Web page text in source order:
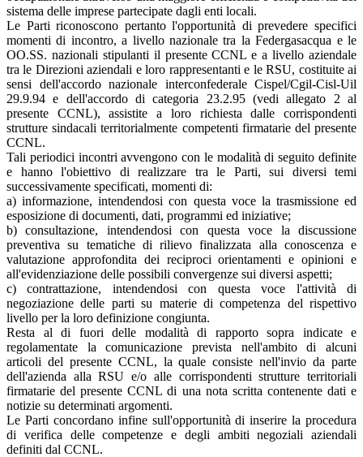
sistema delle imprese partecipate dagli enti locali.
Le Parti riconoscono pertanto l'opportunità di prevedere specifici
momenti di incontro, a livello nazionale tra la Federgasacqua e le
OO.SS. nazionali stipulanti il presente CCNL e a livello aziendale
tra le Direzioni aziendali e loro rappresentanti e le RSU, costituite ai
sensi dell'accordo nazionale interconfederale Cispel/Cgil-Cisl-Uil
29.9.94 e dell'accordo di categoria 23.2.95 (vedi allegato 2 al
presente CCNL), assistite a loro richiesta dalle corrispondenti
strutture sindacali territorialmente competenti firmatarie del presente
CCNL.
Tali periodici incontri avvengono con le modalità di seguito definite
e hanno l'obiettivo di realizzare tra le Parti, sui diversi temi
successivamente specificati, momenti di:
a) informazione, intendendosi con questa voce la trasmissione ed
esposizione di documenti, dati, programmi ed iniziative;
b) consultazione, intendendosi con questa voce la discussione
preventiva su tematiche di rilievo finalizzata alla conoscenza e
valutazione approfondita dei reciproci orientamenti e opinioni e
all'evidenziazione delle possibili convergenze sui diversi aspetti;
c) contrattazione, intendendosi con questa voce l'attività di
negoziazione delle parti su materie di competenza del rispettivo
livello per la loro definizione congiunta.
Resta al di fuori delle modalità di rapporto sopra indicate e
regolamentate la comunicazione prevista nell'ambito di alcuni
articoli del presente CCNL, la quale consiste nell'invio da parte
dell'azienda alla RSU e/o alle corrispondenti strutture territoriali
firmatarie del presente CCNL di una nota scritta contenente dati e
notizie su determinati argomenti.
Le Parti concordano infine sull'opportunità di inserire la procedura
di verifica delle competenze e degli ambiti negoziali aziendali
definiti dal CCNL.